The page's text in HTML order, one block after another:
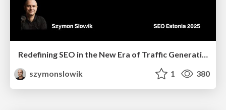
Redefining SEO in the New Era of Traffic Generation
szymonslowik
1 380